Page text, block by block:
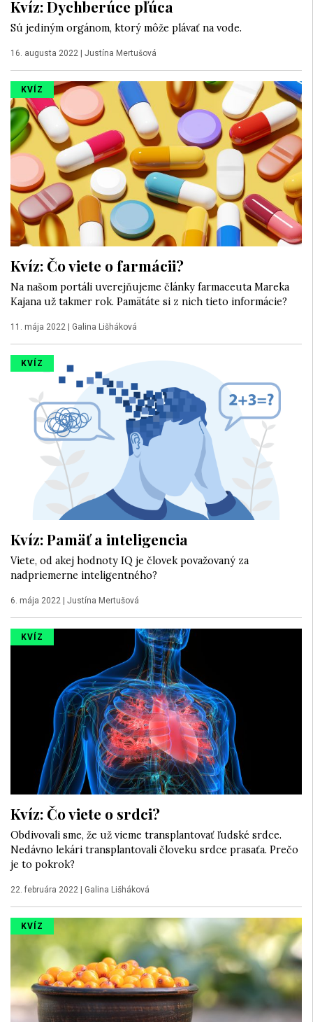
Kvíz: Dychberúce pľúca
Sú jediným orgánom, ktorý môže plávať na vode.
16. augusta 2022 | Justína Mertušová
KVÍZ
Kvíz: Čo viete o farmácii?
Na našom portáli uverejňujeme články farmaceuta Mareka
Kajana už takmer rok. Pamätáte si z nich tieto informácie?
11. mája 2022 Galina Lišháková
KVÍZ
Kvíz: Pamäť a inteligencia
Viete, od akej hodnoty IQ je človek považovaný za
nadpriemerne inteligentného?
6. mája 2022 Justína Mertušová
KVÍZ
Kvíz: Čo viete o srdci?
Obdivovali sme, že už vieme transplantovať ľudské srdce.
Nedávno lekári transplantovali človeku srdce prasaťa. Prečo
je to pokrok?
22. februára 2022 | Galina Lišháková
KVÍZ